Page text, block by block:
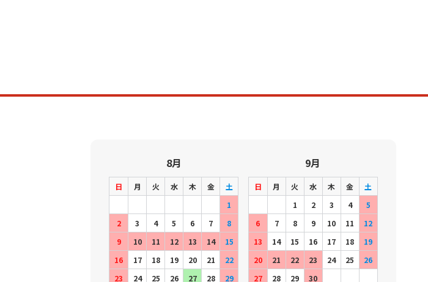
8月
日 月 火 水 木 金
土
1
2
3 4 5 6 7
8
9
10 11 12 13 14
15
16
17 18 19 20 21
22
23
24 25 26 27 28 29
9月
日 月 火 水 木 金
土
1
2 3 4
5
6
7 8 9 10 11
12
13
14 15 16 17 18
19
20
21 22 23 24 25
26
27
28 29 30